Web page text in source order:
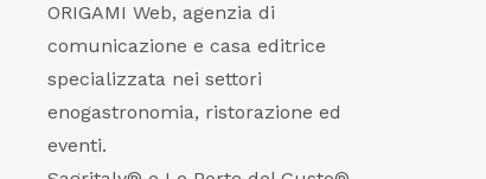
ORIGAMI Web, agenzia di
comunicazione e casa editrice
specializzata nei settori
enogastronomia, ristorazione ed
eventi.